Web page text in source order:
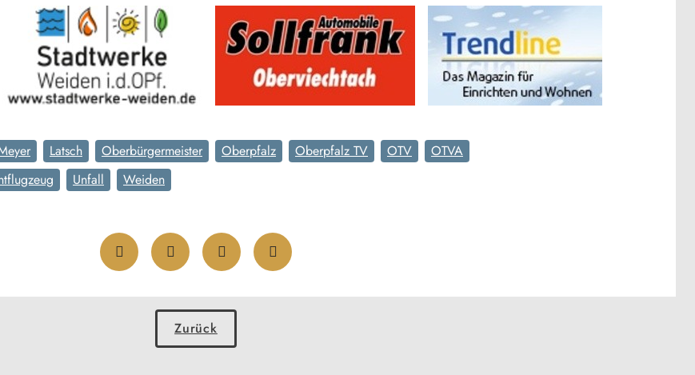
Latsch Oberbürgermeister Oberpfalz Oberpfalz TV OTV
OTVA
Unfall Weiden
Zurück